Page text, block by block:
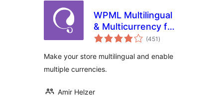
WPML Multilingual
& Multicurrency for
WooCommerce
(451 টা
মুঠ)
Make your store multilingual and enable
multiple currencies.
Amir Helzer